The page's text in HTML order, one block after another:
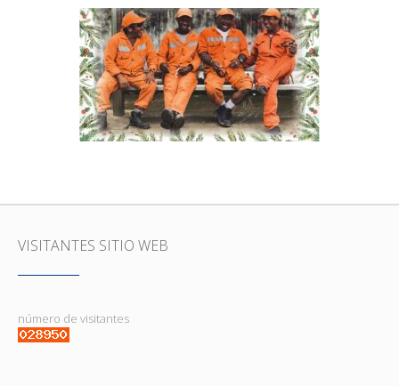
POR UNA NAVIDAD Y UN AÑO
NUEVO LIMPIO
BASURAS, COMUNIDAD
VISITANTES SITIO WEB
número de visitantes